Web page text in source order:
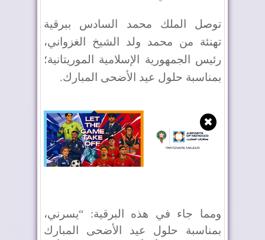
توصل الملك محمد السادس ببرقية
تهنئة من محمد ولد الشيخ الغزواني،
رئيس الجمهورية الإسلامية الموريتانية؛
بمناسبة حلول عيد الأضحى المبارك.
✖
ومما جاء في هذه البرقية: “يسرني،
بمناسبة حلول عيد الأضحى المبارك